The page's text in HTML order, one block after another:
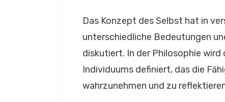
Das Konzept des Selbst hat in
unterschiedliche Bedeutungen
diskutiert. In der Philosophie
Individuums definiert, das die
wahrzunehmen und zu